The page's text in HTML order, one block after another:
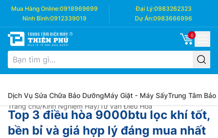
Mua Hàng Online:0918969699 Đại Lý:0983262323
Ninh Bình:0912339019 Dự Án:0983666996
0
Dịch Vụ Sửa Chữa Bảo DưỡngMáy Giặt - Máy SấyTrung Tâm Bảo
Trang chủ/Kinh Nghiệm Hay/Tư vấn Điều Hòa
Top 3 điều hòa 9000btu lọc khí tốt,
bền bỉ và giá hợp lý đáng mua nhất